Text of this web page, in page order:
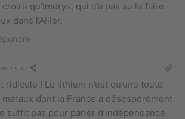
qu’Imerys, qui n’a pas su le faire
dans l’Allier.
il y a
! Le lithium n’est qu’une toute
dont la France a désespérément
suffit pas pour parler d’indépendance.